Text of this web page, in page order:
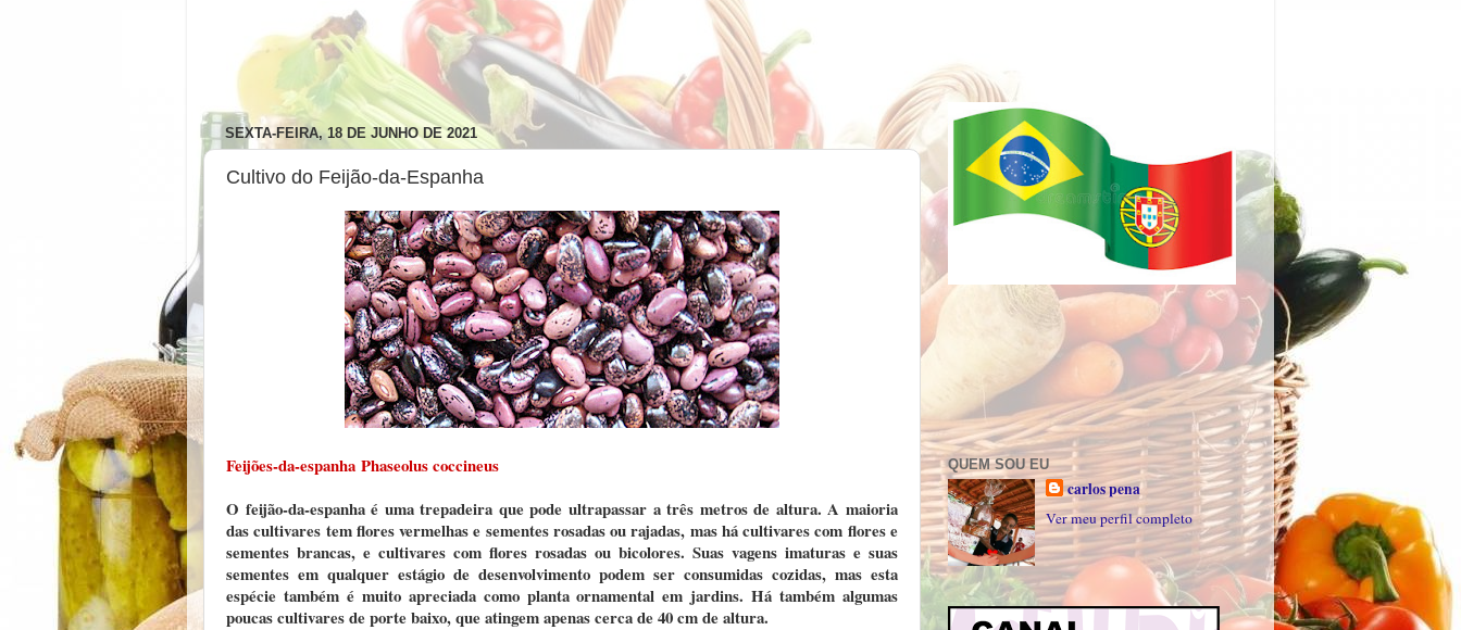
SEXTA-FEIRA, 18 DE JUNHO DE 2021
Cultivo do Feijão-da-Espanha
Feijões-da-espanha Phaseolus coccineus
O feijão-da-espanha é uma trepadeira que pode ultrapassar a três metros de altura. A maioria
das cultivares tem flores vermelhas e sementes rosadas ou rajadas, mas há cultivares com flores e
sementes brancas, e cultivares com flores rosadas ou bicolores. Suas vagens imaturas e suas
sementes em qualquer estágio de desenvolvimento podem ser consumidas cozidas, mas esta
espécie também é muito apreciada como planta ornamental em jardins. Há também algumas
poucas cultivares de porte baixo, que atingem apenas cerca de 40 cm de altura.
QUEM SOU EU
carlos pena
Ver meu perfil completo